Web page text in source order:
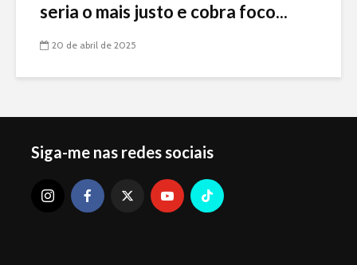
seria o mais justo e cobra foco...
20 de abril de 2025
Siga-me nas redes sociais